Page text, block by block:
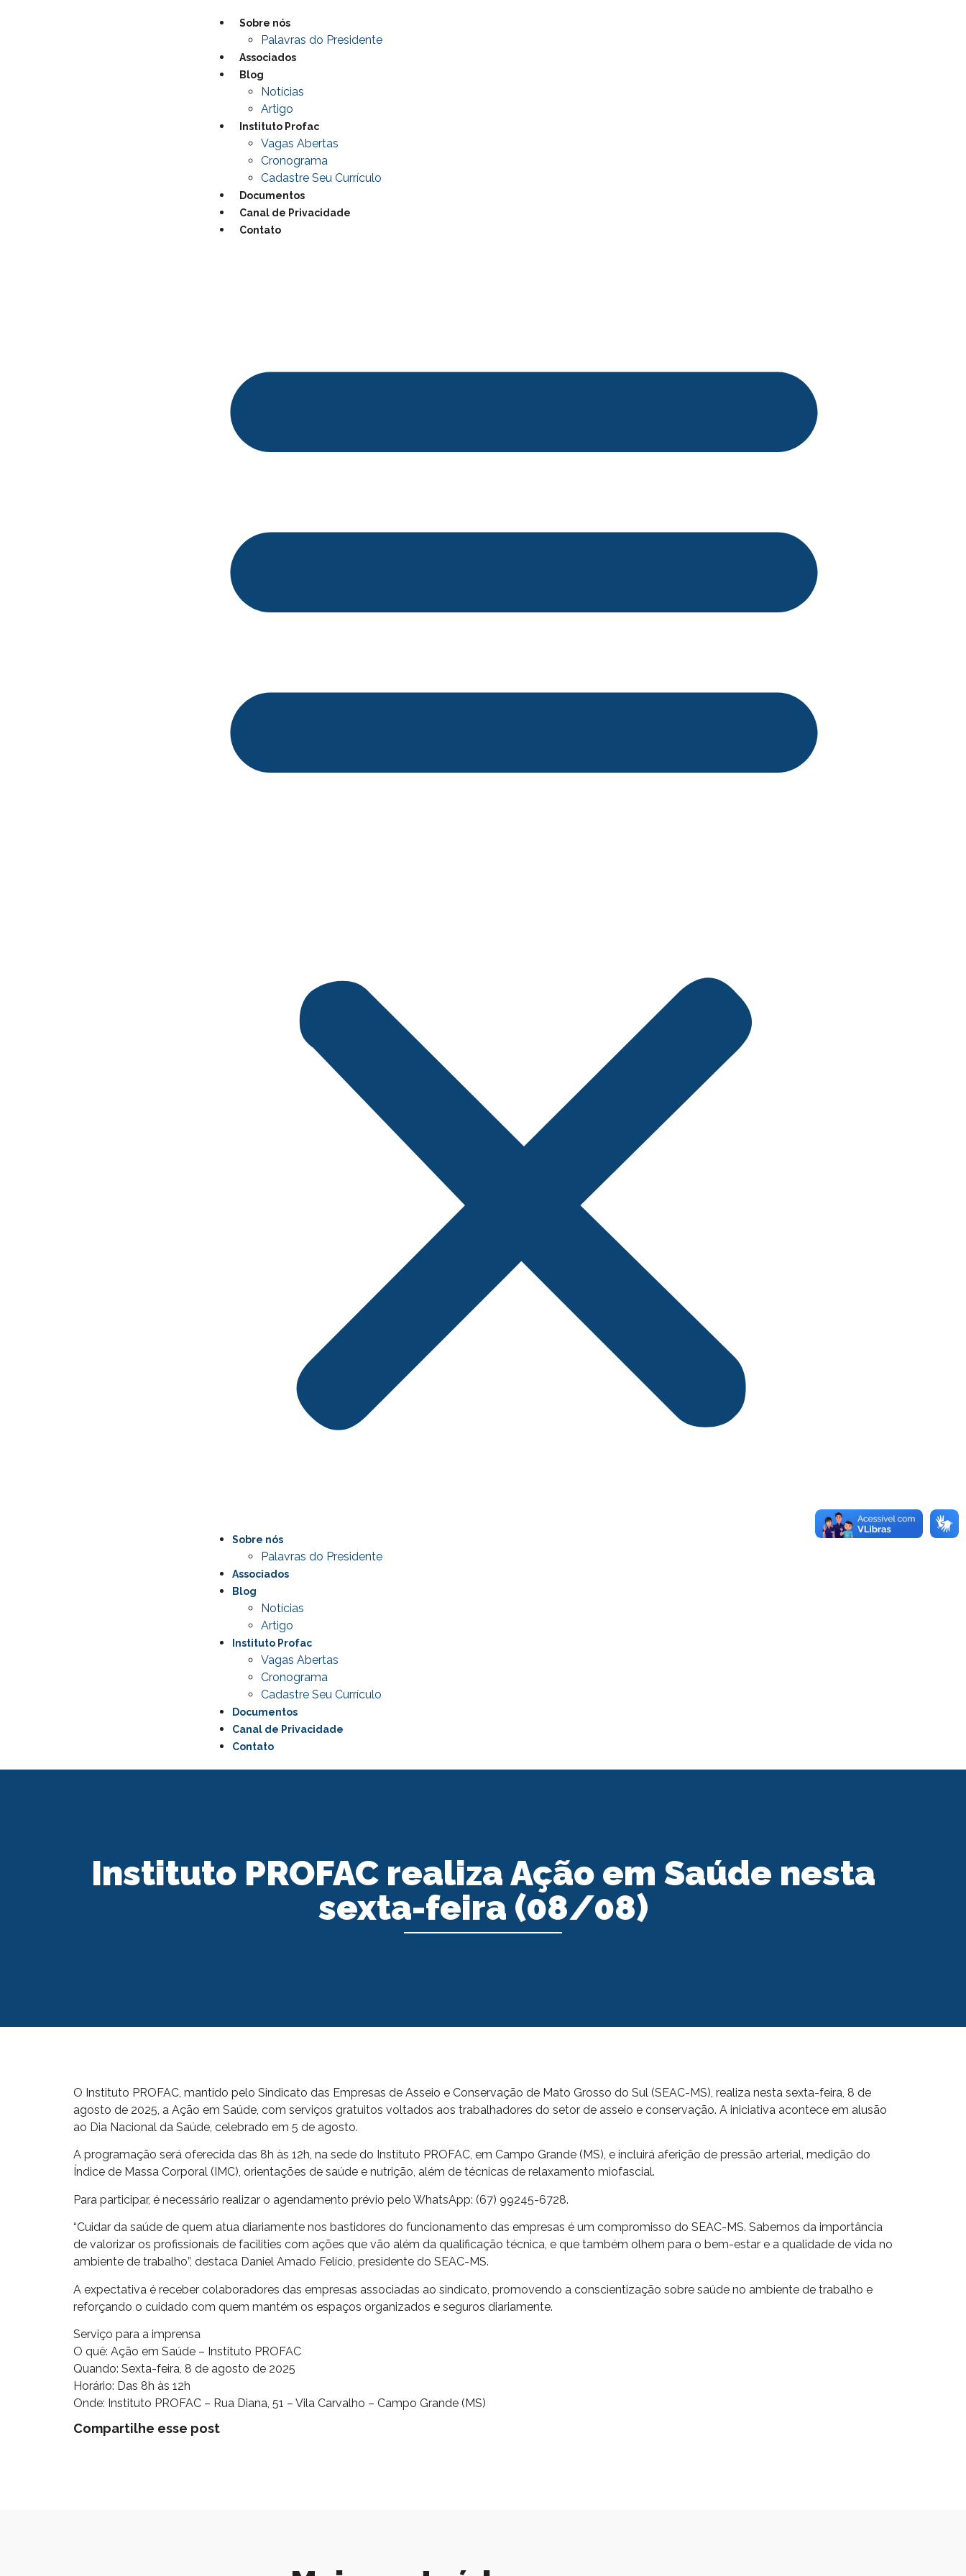
Sobre nós
Palavras do Presidente
Associados
Blog
Notícias
Artigo
Instituto Profac
Vagas Abertas
Cronograma
Cadastre Seu Currículo
Documentos
Canal de Privacidade
Contato
Sobre nós
Palavras do Presidente
Associados
Blog
Notícias
Artigo
Instituto Profac
Vagas Abertas
Cronograma
Cadastre Seu Currículo
Documentos
Canal de Privacidade
Contato
Instituto PROFAC realiza Ação em Saúde nesta
sexta-feira (08/08)
O Instituto PROFAC, mantido pelo Sindicato das Empresas de Asseio e Conservação de Mato Grosso do Sul (SEAC-MS), realiza nesta sexta-feira, 8 de
agosto de 2025, a Ação em Saúde, com serviços gratuitos voltados aos trabalhadores do setor de asseio e conservação. A iniciativa acontece em alusão
ao Dia Nacional da Saúde, celebrado em 5 de agosto.
A programação será oferecida das 8h às 12h, na sede do Instituto PROFAC, em Campo Grande (MS), e incluirá aferição de pressão arterial, medição do
Índice de Massa Corporal (IMC), orientações de saúde e nutrição, além de técnicas de relaxamento miofascial.
Para participar, é necessário realizar o agendamento prévio pelo WhatsApp: (67) 99245-6728.
“Cuidar da saúde de quem atua diariamente nos bastidores do funcionamento das empresas é um compromisso do SEAC-MS. Sabemos da importância
de valorizar os profissionais de facilities com ações que vão além da qualificação técnica, e que também olhem para o bem-estar e a qualidade de vida no
ambiente de trabalho”, destaca Daniel Amado Felício, presidente do SEAC-MS.
A expectativa é receber colaboradores das empresas associadas ao sindicato, promovendo a conscientização sobre saúde no ambiente de trabalho e
reforçando o cuidado com quem mantém os espaços organizados e seguros diariamente.
Serviço para a imprensa
O quê: Ação em Saúde – Instituto PROFAC
Quando: Sexta-feira, 8 de agosto de 2025
Horário: Das 8h às 12h
Onde: Instituto PROFAC – Rua Diana, 51 – Vila Carvalho – Campo Grande (MS)
Compartilhe esse post